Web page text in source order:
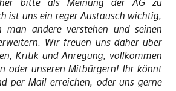
ist uns ein reger Austausch wichtig,
andere verstehen und seinen
Wir freuen uns daher über
Kritik und Anregung, vollkommen
oder unseren Mitbürgern! Ihr könnt
per Mail erreichen, oder uns gerne